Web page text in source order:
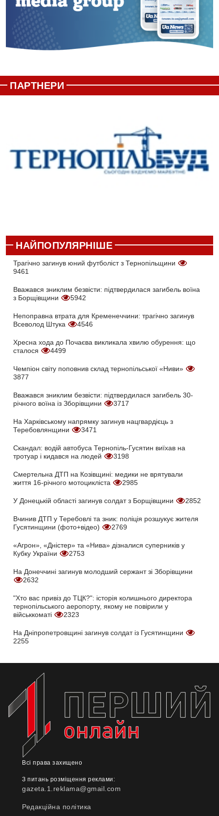
ПАРТНЕРИ
НАЙПОПУЛЯРНІШЕ
Трагічно загинув юний футболіст з Тернопільщини
9461
Вважався зниклим безвісти: підтвердилася загибель воїна
з Борщівщини
5942
Непоправна втрата для Кременеччини: трагічно загинув
Всеволод Штука
4546
Хресна хода до Почаєва викликала хвилю обурення: що
сталося
4499
Чемпіон світу поповнив склад тернопільської «Ниви»
3877
Вважався зниклим безвісти: підтвердилася загибель 30-
річного воїна із Зборівщини
3717
На Харківському напрямку загинув нацгвардієць з
Теребовлянщини
3471
Скандал: водій автобуса Тернопіль-Гусятин виїхав на
тротуар і кидався на людей
3198
Смертельна ДТП на Козівщині: медики не врятували
життя 16-річного мотоцикліста
2985
У Донецькій області загинув солдат з Борщівщини 2852
Вчинив ДТП у Теребовлі та зник: поліція розшукує жителя
Гусятинщини (фото+відео)
2769
«Агрон», «Дністер» та «Нива» дізналися суперників у
Кубку України
2753
На Донеччині загинув молодший сержант зі Зборівщини
2632
"Хто вас привіз до ТЦК?": історія колишнього директора
тернопільського аеропорту, якому не повірили у
військкоматі
2323
На Дніпропетровщині загинув солдат із Гусятинщини
2255
Всі права захищено
З питань розміщення реклами:
gazeta.1.reklama@gmail.com
Редакційна політика